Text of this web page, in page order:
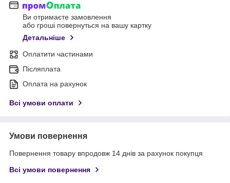
Ви отримаєте замовлення
або гроші повернуться на вашу картку
Детальніше
Оплатити частинами
Післяплата
Оплата на рахунок
Всі умови оплати
Умови повернення
Повернення товару впродовж 14 днів за рахунок покупця
Всі умови повернення